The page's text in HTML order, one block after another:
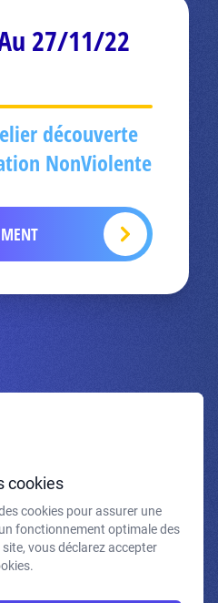
27/11/22
découverte
NonViolente
e-mails et confirme avoir pris
politique de confidentialité et
légales.
cookies
cookies pour assurer une
fonctionnement optimale des
vous déclarez accepter